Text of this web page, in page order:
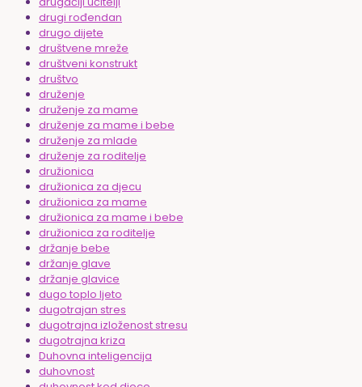
drugi rođendan
drugo dijete
društvene mreže
društveni konstrukt
društvo
druženje
druženje za mame
druženje za mame i bebe
druženje za mlade
druženje za roditelje
družionica
družionica za djecu
družionica za mame
družionica za mame i bebe
družionica za roditelje
držanje bebe
držanje glave
držanje glavice
dugo toplo ljeto
dugotrajan stres
dugotrajna izloženost stresu
dugotrajna kriza
Duhovna inteligencija
duhovnost